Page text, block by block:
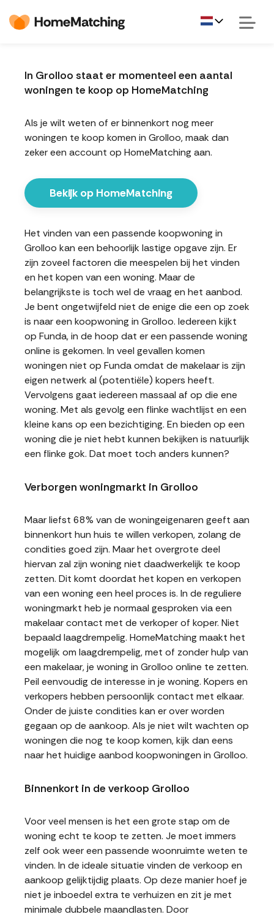
In Grolloo staat er momenteel een aantal
woningen te koop op HomeMatching
Als je wilt weten of er binnenkort nog meer
woningen te koop komen in Grolloo, maak dan
zeker een account op HomeMatching aan.
Bekijk op HomeMatching
Het vinden van een passende koopwoning in
Grolloo kan een behoorlijk lastige opgave zijn. Er
zijn zoveel factoren die meespelen bij het vinden
en het kopen van een woning. Maar de
belangrijkste is toch wel de vraag en het aanbod.
Je bent ongetwijfeld niet de enige die een op zoek
is naar een koopwoning in Grolloo. Iedereen kijkt
op Funda, in de hoop dat er een passende woning
online is gekomen. In veel gevallen komen
woningen niet op Funda omdat de makelaar is zijn
eigen netwerk al (potentiële) kopers heeft.
Vervolgens gaat iedereen massaal af op die ene
woning. Met als gevolg een flinke wachtlijst en een
kleine kans op een bezichtiging. En bieden op een
woning die je niet hebt kunnen bekijken is natuurlijk
een flinke gok. Dat moet toch anders kunnen?
Verborgen woningmarkt in Grolloo
Maar liefst 68% van de woningeigenaren geeft aan
binnenkort hun huis te willen verkopen, zolang de
condities goed zijn. Maar het overgrote deel
hiervan zal zijn woning niet daadwerkelijk te koop
zetten. Dit komt doordat het kopen en verkopen
van een woning een heel proces is. In de reguliere
woningmarkt heb je normaal gesproken via een
makelaar contact met de verkoper of koper. Niet
bepaald laagdrempelig. HomeMatching maakt het
mogelijk om laagdrempelig, met of zonder hulp van
een makelaar, je woning in Grolloo online te zetten.
Peil eenvoudig de interesse in je woning. Kopers en
verkopers hebben persoonlijk contact met elkaar.
Onder de juiste condities kan er over worden
gegaan op de aankoop. Als je niet wilt wachten op
woningen die nog te koop komen, kijk dan eens
naar het huidige aanbod koopwoningen in Grolloo.
Binnenkort in de verkoop Grolloo
Voor veel mensen is het een grote stap om de
woning echt te koop te zetten. Je moet immers
zelf ook weer een passende woonruimte weten te
vinden. In de ideale situatie vinden de verkoop en
aankoop gelijktijdig plaats. Op deze manier hoef je
niet je inboedel extra te verhuizen en zit je met
minimale dubbele maandlasten. Door